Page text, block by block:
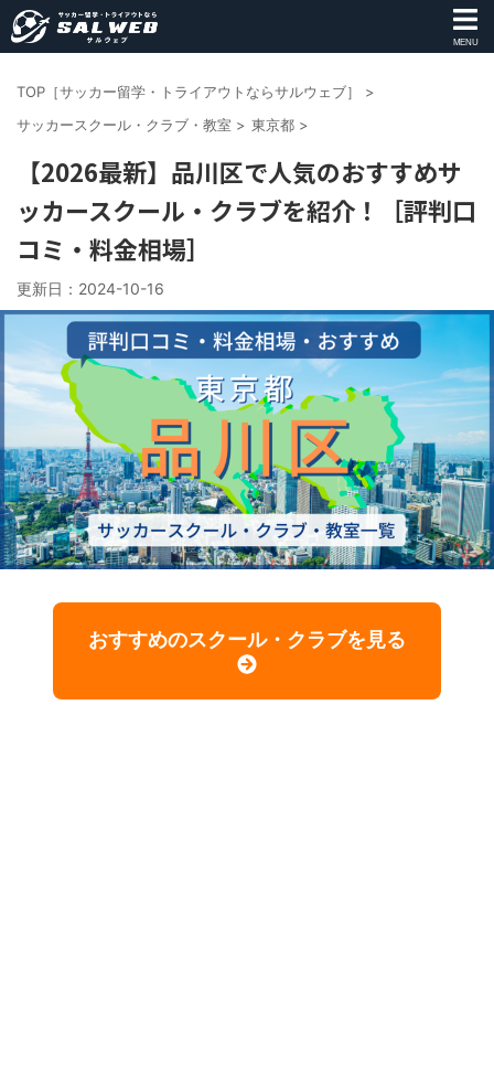
MENU
TOP［サッカー留学・トライアウトならサルウェブ］
>
サッカースクール・クラブ・教室 > 東京都 >
【2026最新】品川区で人気のおすすめサ
ッカースクール・クラブを紹介！［評判口
コミ・料金相場］
更新日： 2024-10-16
おすすめのスクール・クラブを見る